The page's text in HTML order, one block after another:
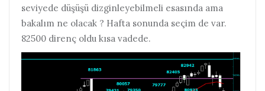
seviyede düşüşü dizginleyebilmeli esasında ama
bakalım ne olacak ? Hafta sonunda seçim de var.
82500 direnç oldu kısa vadede.